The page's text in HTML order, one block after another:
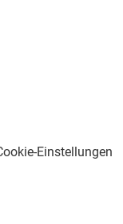
Einstellungen